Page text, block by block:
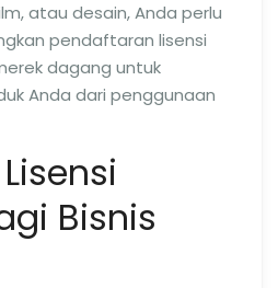
atau desain, Anda perlu
pendaftaran lisensi
dagang untuk
Anda dari penggunaan
Bisnis